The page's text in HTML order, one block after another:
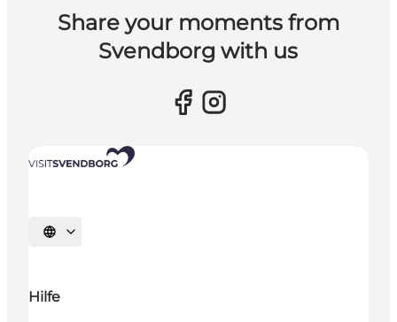
Share your moments from
Svendborg with us
Sprache auswählen
Hilfe